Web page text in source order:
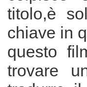
titolo,è
chiave in
questo
trovare